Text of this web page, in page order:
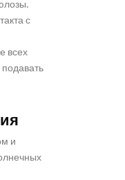
с
всех
и